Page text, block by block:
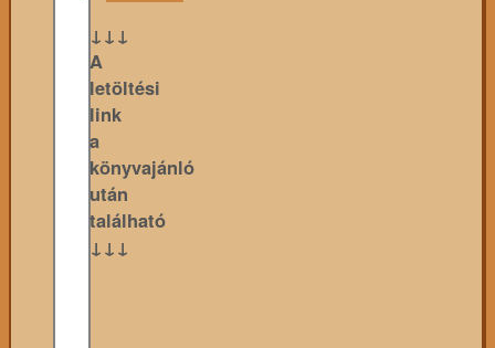
↓↓↓
A
letöltési
link
a
könyvajánló
után
található
↓↓↓